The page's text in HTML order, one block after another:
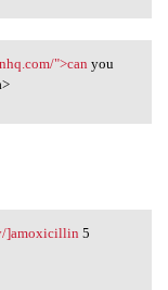
">can you
]amoxicillin 5